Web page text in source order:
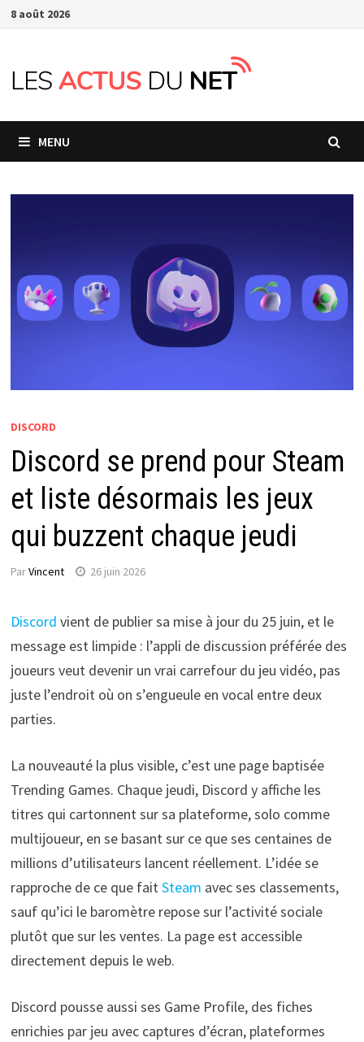
Passer
8 août 2026
MENU
DISCORD
Discord se prend pour Steam
et liste désormais les jeux
qui buzzent chaque jeudi
ParVincent 26 juin 2026
Discord vient de publier sa mise à jour du 25 juin, et le
message est limpide : l’appli de discussion préférée des
joueurs veut devenir un vrai carrefour du jeu vidéo, pas
juste l’endroit où on s’engueule en vocal entre deux
parties.
La nouveauté la plus visible, c’est une page baptisée
Trending Games. Chaque jeudi, Discord y affiche les
titres qui cartonnent sur sa plateforme, solo comme
multijoueur, en se basant sur ce que ses centaines de
millions d’utilisateurs lancent réellement. L’idée se
rapproche de ce que faitSteam avec ses classements,
sauf qu’ici le baromètre repose sur l’activité sociale
plutôt que sur les ventes. La page est accessible
directement depuis le web.
Discord pousse aussi ses Game Profile, des fiches
enrichies par jeu avec captures d’écran, plateformes